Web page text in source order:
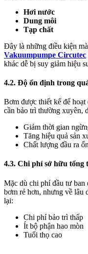
Hơi nước
Dung môi
Tạp chất
Đây là những điều kiện mà
Vakuumpumpe Circutec
khác dễ bị suy giảm hiệu
4.2. Độ ổn định trong
Bơm được thiết kế để
cần bảo trì thường xuyên,
Giảm thời gian
Tăng hiệu quả sản
Chất lượng đầu ra
4.3. Chi phí sở hữu tổng
Mặc dù chi phí đầu tư ban
bơm rẻ hơn, nhưng về lâu
lại:
Chi phí bảo trì thấp
Ít bộ phận hao mòn
Tuổi thọ cao